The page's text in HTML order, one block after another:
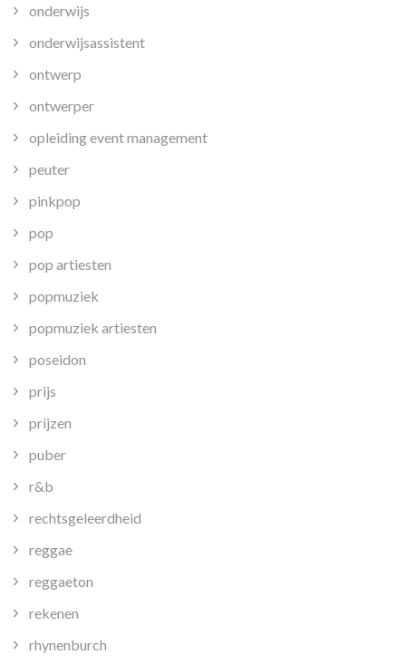
onderwijs
onderwijsassistent
ontwerp
ontwerper
opleiding event management
peuter
pinkpop
pop
pop artiesten
popmuziek
popmuziek artiesten
poseidon
prijs
prijzen
puber
r&b
rechtsgeleerdheid
reggae
reggaeton
rekenen
rhynenburch